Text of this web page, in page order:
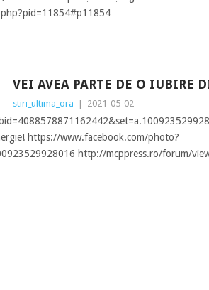
VEI AVEA PARTE DE O IUBIRE
stiri_ultima_ora 2021-05-02
https://www.facebook.com/photo?
http://mcppress.ro/forum/